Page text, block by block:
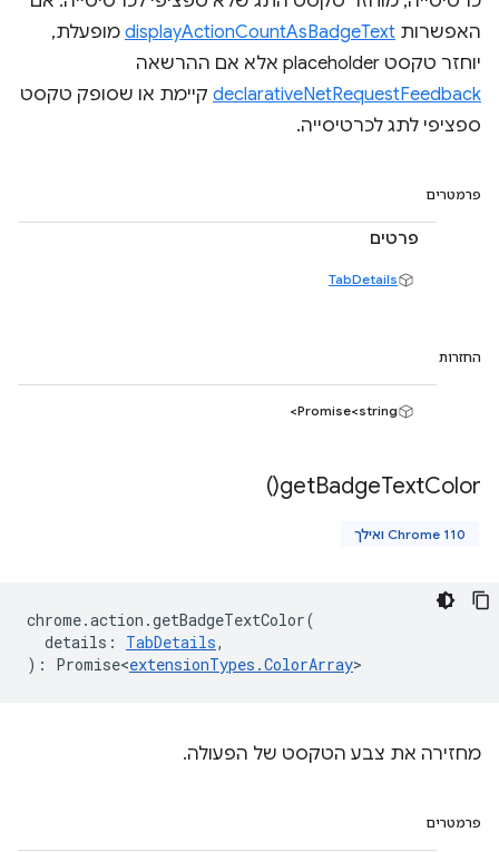
האפשרות displayActionCountAsBadgeText מופעלת,
יוחזר טקסט placeholder אלא אם ההרשאה
declarativeNetRequestFeedback קיימת או שסופק טקסט
ספציפי לתג לכרטיסייה.
פרמטרים
פרטים
TabDetails
החזרות
Promise<string>
getBadgeTextColor(
)
Chrome 110 ואילך
chrome.action .getBadgeTextColor(
details : TabDetails,
) : Promise<extensionTypes .ColorArray>
מחזירה את צבע הטקסט של הפעולה.
פרמטרים